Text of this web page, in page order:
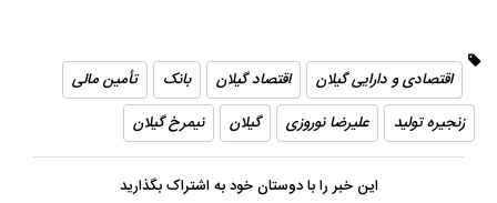
اقتصادی و دارایی گیلان اقتصاد گیلان بانک
تأمین مالی
زنجیره تولید
علیرضا نوروزی گیلان نیمرخ گیلان
این خبر را با دوستان خود به اشتراک بگذارید